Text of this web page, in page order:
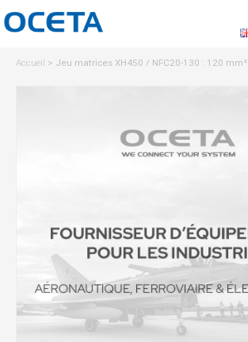
Accueil > Jeu matrices XH450 / NFC20-130 : 120 mm²